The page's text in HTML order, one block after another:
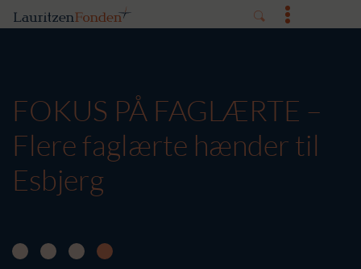
FOKUS PÅ FAGLÆRTE –
Flere faglærte hænder til
Esbjerg